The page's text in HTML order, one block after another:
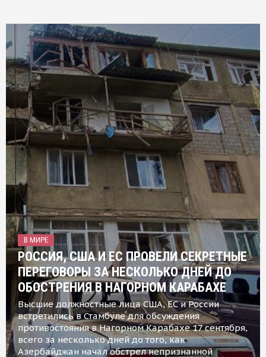
В МИРЕ
РОССИЯ, США И ЕС ПРОВЕЛИ СЕКРЕТНЫЕ
ПЕРЕГОВОРЫ ЗА НЕСКОЛЬКО ДНЕЙ ДО
ОБОСТРЕНИЯ В НАГОРНОМ КАРАБАХЕ
Высшие должностные лица США, ЕС и России
встретились в Стамбуле для обсуждения
противостояния в Нагорном Карабахе 17 сентября,
всего за несколько дней до того, как
Азербайджан начал обстрел непризнанной